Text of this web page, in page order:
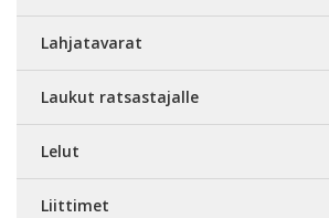
Lahjatavarat
Laukut ratsastajalle
Lelut
Liittimet